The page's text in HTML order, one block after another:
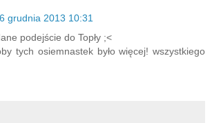
grudnia 2013 10:31
podejście do Topły ;<
tych osiemnastek było więcej! wszystkiego